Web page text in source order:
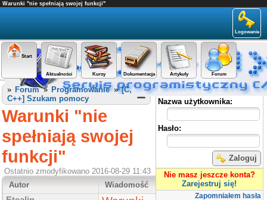
Warunki "nie spełniają swojej funkcji"
Logowanie
Start
Aktualności Kursy Dokumentacja Artykuły Forum
Panel użytkownika
Nazwa użytkownika:
Hasło:
Zaloguj
Nie masz jeszcze konta?
Zarejestruj się!
Zapomniałem hasła
» Forum» Programowanie»[C,
C++] Szukam pomocy
Warunki "nie
spełniają swojej
funkcji"
Ostatnio zmodyfikowano 2016-08-29 11:43
Autor
Wiadomość